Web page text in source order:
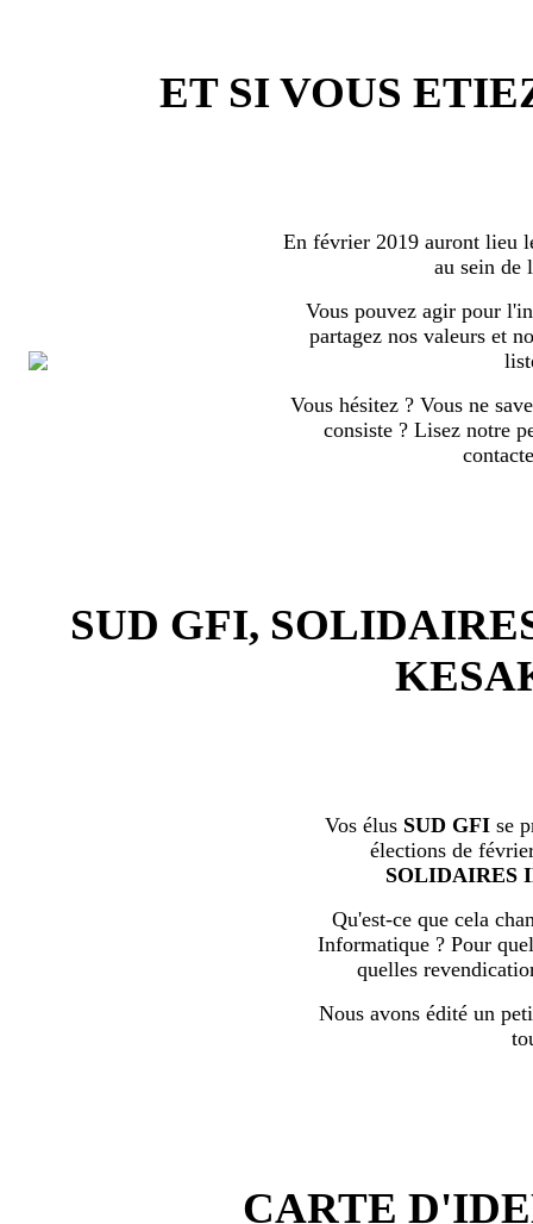
ET SI VOUS
En février 2019 auront lieu
au sein de
Vous pouvez agir pour
partagez nos valeurs et
Vous hésitez ? Vous ne
consiste ? Lisez notre
SUD GFI,
Vos élus SUD GFI se
élections de
SOLIDAIRES
Qu'est-ce que cela
Informatique ? Pour
quelles
Nous avons édité un
CARTE